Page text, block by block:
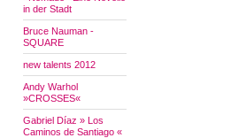
in der Stadt
Bruce Nauman -
SQUARE
new talents 2012
Andy Warhol
»CROSSES«
Gabriel Díaz » Los
Caminos de Santiago «